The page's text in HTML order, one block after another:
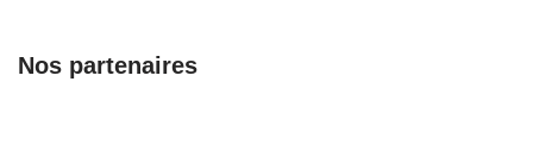
Nos partenaires